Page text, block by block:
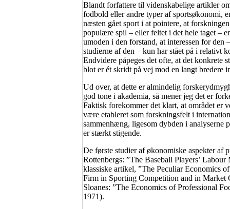
Blandt forfattere til videnskabelige artikler
fodbold eller andre typer af sportsøkonomi,
næsten gået sport i at pointere, at
populære spil – eller feltet i det hele taget – er
umoden i den forstand, at interessen for den
studierne af den – kun har stået på i relativt
Endvidere påpeges det ofte, at det konkrete
blot er ét skridt på vej mod en langt bredere
Ud over, at dette er almindelig
god tone i akademia, så mener jeg det er
Faktisk forekommer det klart, at området er
være etableret som forskningsfelt i
sammenhæng, ligesom dybden i analyserne
er stærkt stigende.
De første studier af økonomiske aspekter af
Rottenbergs: ”The Baseball Players’
klassiske artikel, ”The Peculiar Economics
Firm in Sporting Competition and in Market
Sloanes: ”The Economics of Professional
1971).